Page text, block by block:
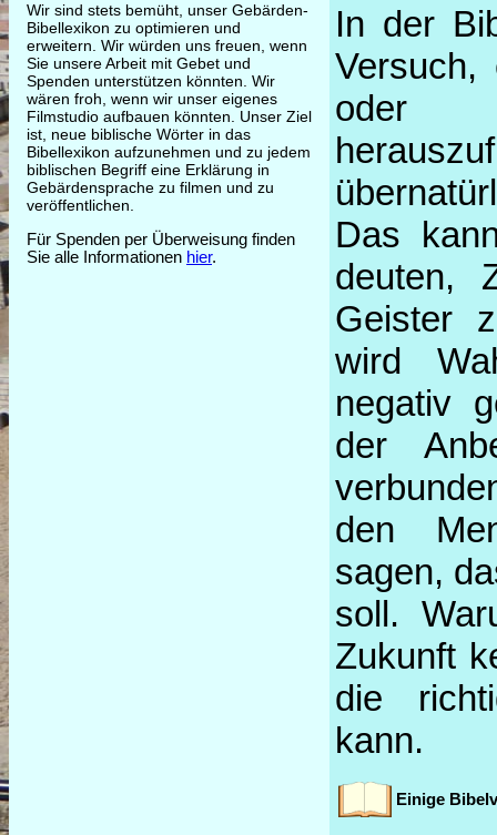
Wir sind stets bemüht, unser Gebärden-
Bibellexikon zu optimieren und
erweitern. Wir würden uns freuen, wenn
Sie unsere Arbeit mit Gebet und
Spenden unterstützen könnten. Wir
wären froh, wenn wir unser eigenes
Filmstudio aufbauen könnten. Unser Ziel
ist, neue biblische Wörter in das
Bibellexikon aufzunehmen und zu jedem
biblischen Begriff eine Erklärung in
Gebärdensprache zu filmen und zu
veröffentlichen.
Für Spenden per Überweisung finden
Sie alle Informationen hier.
In der
oder
Das
deuten,
Geister
wird
negativ
der
den
sagen,
soll.
Zukunft
die
kann.
Einige